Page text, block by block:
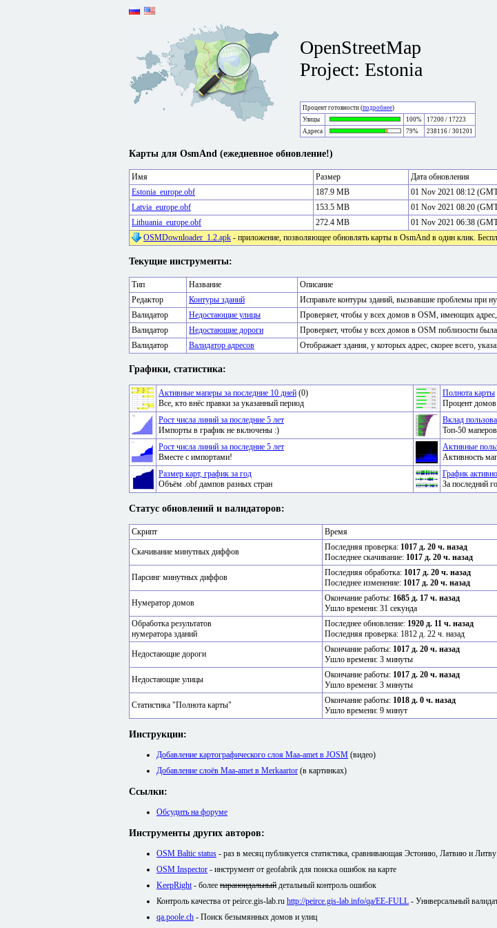
OpenStreetMap
Project: Estonia
Процент готовности (подробнее)
Улицы
100%
17200 / 17223
Адреса
79% 238116 / 301201
Карты для OsmAnd (ежедневное обновление!)
Имя Размер Дата обновления
Estonia_europe.obf
187.9 MB 01 Nov 2021 08:12
Latvia_europe.obf
153.5 MB 01 Nov 2021 08:20
Lithuania_europe.obf
272.4 MB 01 Nov 2021 06:38
OSMDownloader_1.2.apk - приложение, позволяющее обновлять карты в OsmAnd в один клик.
Текущие инструменты:
Тип Название Описание
Редактор
Контуры зданий Исправьте контуры зданий, вызвавшие проблемы при
Валидатор
Недостающие улицы Проверяет, чтобы у всех домов в OSM, имеющих адрес,
Валидатор
Недостающие дороги Проверяет, чтобы у всех домов в OSM поблизости
Валидатор
Валидатор адресов Отображает здания, у которых адрес, скорее всего,
Графики, статистика:
Активные маперы за последние 10 дней (0)
Все, кто внёс правки за указанный период
Полнота карты
Процент домов
Рост числа линий за последние 5 лет
Импорты в график не включены :)
Вклад
Топ-50 маперов
Рост числа линий за последние 5 лет
Вместе с импортами!
Активные
Активность
Размер карт, график за год
Объём .obf дампов разных стран
График
За последний
Статус обновлений и валидаторов:
Скрипт Время
Скачивание минутных диффов Последняя проверка: 1017 д. 20 ч. назад
Последнее скачивание: 1017 д. 20 ч. назад
Парсинг минутных диффов Последняя обработка: 1017 д. 20 ч. назад
Последнее изменение: 1017 д. 20 ч. назад
Нумератор домов Окончание работы: 1685 д. 17 ч. назад
Ушло времени: 31 секунда
Обработка результатов
нумератора зданий
Последнее обновление: 1920 д. 11 ч. назад
Последняя проверка: 1812 д. 22 ч. назад
Недостающие дороги Окончание работы: 1017 д. 20 ч. назад
Ушло времени: 3 минуты
Недостающие улицы Окончание работы: 1017 д. 20 ч. назад
Ушло времени: 3 минуты
Статистика "Полнота карты" Окончание работы: 1018 д. 0 ч. назад
Ушло времени: 9 минут
Инструкции:
Добавление картографического слоя Maa-amet в JOSM (видео)
Добавление слоёв Maa-amet в Merkaartor (в картинках)
Ссылки:
Обсудить на форуме
Инструменты других авторов:
OSM Baltic status - раз в месяц публикуется статистика, сравнивающая Эстонию, Латвию и Литву
OSM Inspector - инструмент от geofabrik для поиска ошибок на карте
KeepRight- более параноидальный детальный контроль ошибок
Контроль качества от peirce.gis-lab.ru http://peirce.gis-lab.info/qa/EE-FULL - Универсальный
qa.poole.ch - Поиск безымянных домов и улиц